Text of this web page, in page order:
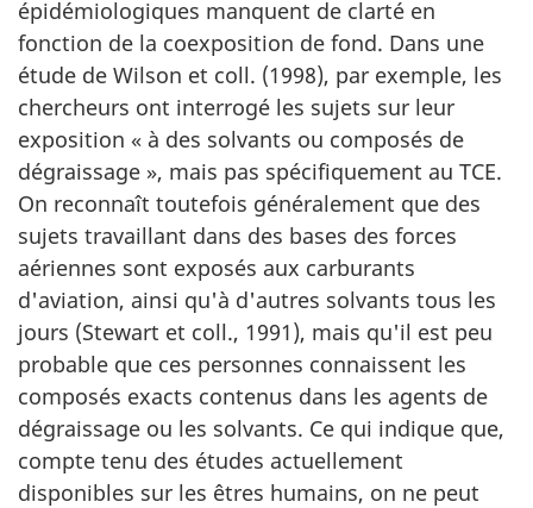
épidémiologiques manquent de clarté en
fonction de la coexposition de fond. Dans une
étude de Wilson et coll. (1998), par exemple, les
chercheurs ont interrogé les sujets sur leur
exposition « à des solvants ou composés de
dégraissage », mais pas spécifiquement au TCE.
On reconnaît toutefois généralement que des
sujets travaillant dans des bases des forces
aériennes sont exposés aux carburants
d'aviation, ainsi qu'à d'autres solvants tous les
jours (Stewart et coll., 1991), mais qu'il est peu
probable que ces personnes connaissent les
composés exacts contenus dans les agents de
dégraissage ou les solvants. Ce qui indique que,
compte tenu des études actuellement
disponibles sur les êtres humains, on ne peut